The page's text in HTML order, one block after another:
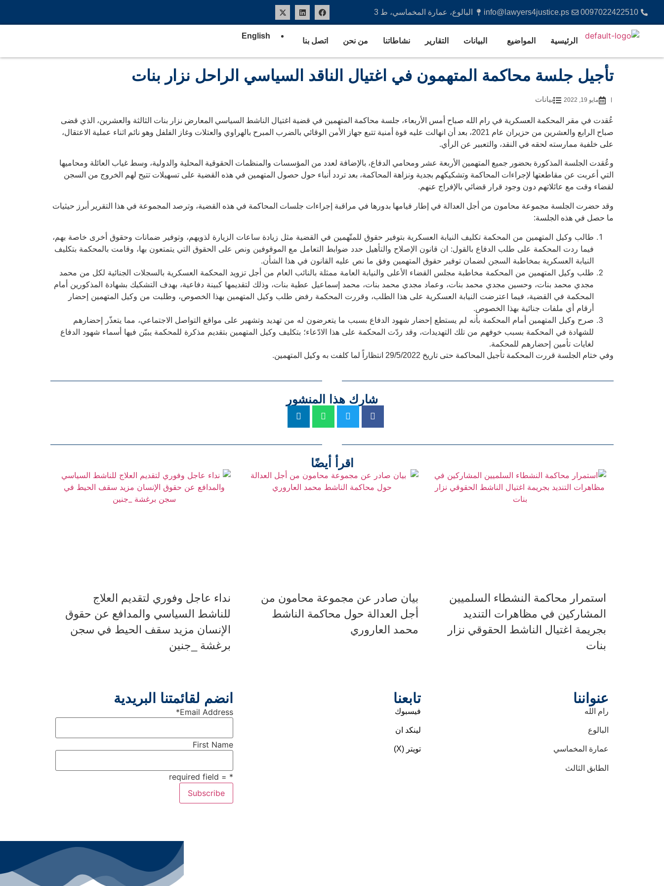
0097022422510
info@lawyers4justice.ps البالوع، عمارة المخماسي، ط 3
الرئيسية المواضيع البيانات التقارير نشاطاتنا من نحن اتصل بنا
English
تأجيل جلسة محاكمة المتهمون في اغتيال الناقد السياسي الراحل نزار بنات
مايو 19, 2022 بيانات
عُقدت في مقر المحكمة العسكرية في رام الله صباح أمس الأربعاء، جلسة محاكمة المتهمين في قضية اغتيال الناشط السياسي المعارض نزار بنات الثالثة والعشرين، الذي قضى
صباح الرابع والعشرين من حزيران عام 2021، بعد أن انهالت عليه قوة أمنية تتبع جهاز الأمن الوقائي بالضرب المبرح بالهراوي والعتلات وغاز الفلفل وهو نائم اثناء عملية الاعتقال،
على خلفية ممارسته لحقه في النقد، والتعبير عن الرأي.
وعُقدت الجلسة المذكورة بحضور جميع المتهمين الأربعة عشر ومحامي الدفاع، بالإضافة لعدد من المؤسسات والمنظمات الحقوقية المحلية والدولية، وسط غياب العائلة ومحاميها
التي أعربت عن مقاطعتها لإجراءات المحاكمة وتشكيكهم بجدية ونزاهة المحاكمة، بعد تردد أنباء حول حصول المتهمين في هذه القضية على تسهيلات تتيح لهم الخروج من السجن
لقضاء وقت مع عائلاتهم دون وجود قرار قضائي بالإفراج عنهم.
وقد حضرت الجلسة مجموعة محامون من أجل العدالة في إطار قيامها بدورها في مراقبة إجراءات جلسات المحاكمة في هذه القضية، وترصد المجموعة في هذا التقرير أبرز حيثيات
ما حصل في هذه الجلسة:
طالب وكيل المتهمين من المحكمة تكليف النيابة العسكرية بتوفير حقوق للمتّهمين في القضية مثل زيادة ساعات الزيارة لذويهم، وتوفير ضمانات وحقوق أخرى خاصة بهم،
فيما ردت المحكمة على طلب الدفاع بالقول: ان قانون الإصلاح والتأهيل حدد ضوابط التعامل مع الموقوفين ونص على الحقوق التي يتمتعون بها، وقامت بالمحكمة بتكليف
النيابة العسكرية بمخاطبة السجن لضمان توفير حقوق المتهمين وفق ما نص عليه القانون في هذا الشأن.
طلب وكيل المتهمين من المحكمة مخاطبة مجلس القضاء الأعلى والنيابة العامة ممثلة بالنائب العام من أجل تزويد المحكمة العسكرية بالسجلات الجنائية لكل من محمد
مجدي محمد بنات، وحسين مجدي محمد بنات، وعماد مجدي محمد بنات، محمد إسماعيل عطية بنات، وذلك لتقديمها كبينة دفاعية، بهدف التشكيك بشهادة المذكورين أمام
المحكمة في القضية، فيما اعترضت النيابة العسكرية على هذا الطلب، وقررت المحكمة رفض طلب وكيل المتهمين بهذا الخصوص، وطلبت من وكيل المتهمين إحضار
أرقام أي ملفات جنائية بهذا الخصوص.
صرح وكيل المتهمين أمام المحكمة بأنه لم يستطع إحضار شهود الدفاع بسبب ما يتعرضون له من تهديد وتشهير على مواقع التواصل الاجتماعي، مما يتعذّر إحضارهم
للشهادة في المحكمة بسبب خوفهم من تلك التهديدات، وقد ردّت المحكمة على هذا الادّعاء؛ بتكليف وكيل المتهمين بتقديم مذكرة للمحكمة يبيّن فيها أسماء شهود الدفاع
لغايات تأمين إحضارهم للمحكمة.
وفي ختام الجلسة قررت المحكمة تأجيل المحاكمة حتى تاريخ 29/5/2022 انتظاراً لما كلفت به وكيل المتهمين.
شارك هذا المنشور
اقرأ أيضًا
استمرار محاكمة النشطاء السلميين
المشاركين في مظاهرات التنديد
بجريمة اغتيال الناشط الحقوقي نزار
بنات
بيان صادر عن مجموعة محامون من
أجل العدالة حول محاكمة الناشط
محمد العاروري
نداء عاجل وفوري لتقديم العلاج
للناشط السياسي والمدافع عن حقوق
الإنسان مزيد سقف الحيط في سجن
برغشة _جنين
عنواننا
رام الله
البالوع
عمارة المخماسي
الطابق الثالث
تابعنا
فيسبوك
لينكد ان
تويتر (X)
انضم لقائمتنا البريدية
Email Address
*
First Name
* = required field